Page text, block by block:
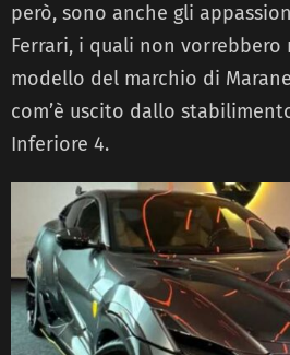
però, sono anche gli
Ferrari, i quali non vorrebbero
modello del marchio di
com’è uscito dallo
Inferiore 4.